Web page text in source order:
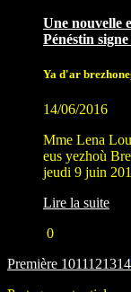
Une nouvelle
Pénéstin
Ya d'ar
14/06/2016
Mme Lena
eus yezhoù
jeudi 9 juin
Lire la suite
0
Première 1011121314